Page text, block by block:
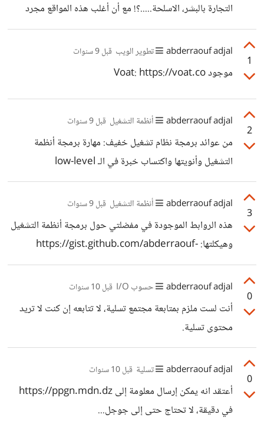
التجارة بالبشر، الاسلحة.....؟! مع أن أغلب هذه المواقع مجرد
مواقع نصابة ستأخذ ما دفعته من بيتكوين أو أي عملة تشفيرية
أخرى بدون رد وحتى احتمال تبعيتها لمنظمات تجسس واستعلام
حكومية لصيد المعلومات و معرفة ناس المستهدفة. لا شيء غير
منحرف; ولا علاقة له بمكان وجوده سواء مكان معروف أو مكان
غير معروف على شبكة Tor أو أشباهها أو حتى شبكة خاصة
منفصلة
1
abderraouf adjal تطوير الويب قبل 9 سنوات
موجود Voat: https://voat.co
2
abderraouf adjal أنظمة التشغيل قبل 9 سنوات
من عوائد برمجة نظام تشغيل خفيف: مهارة برمجة أنظمة
التشغيل وأنويتها واكتساب خبرة في الـ low-level
programming.
3
abderraouf adjal أنظمة التشغيل قبل 9 سنوات
هذه الروابط الموجودة في مفضلتي حول برمجة أنظمة التشغيل
وهيكلتها: https://gist.github.com/abderraouf-
adjal/f1b03c2660c6cb15408c926646f7c675
0
abderraouf adjal حسوب I/O قبل 10 سنوات
أنت لست ملزم بمتابعة مجتمع تسلية، لا تتابعه إن كنت لا تريد
محتوى تسلية.
0
abderraouf adjal تسلية قبل 10 سنوات
أعتقد انه يمكن إرسال معلومة إلى https://ppgn.mdn.dz
في دقيقة، لا تحتاج حتى إلى جوجل...